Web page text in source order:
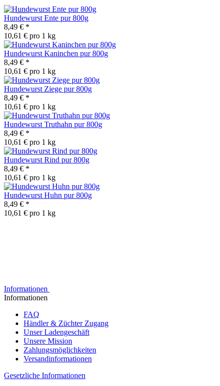
Hundewurst Ente pur 800g
8,49 € *
10,61 € pro 1 kg
Hundewurst Kaninchen pur 800g
8,49 € *
10,61 € pro 1 kg
Hundewurst Ziege pur 800g
8,49 € *
10,61 € pro 1 kg
Hundewurst Truthahn pur 800g
8,49 € *
10,61 € pro 1 kg
Hundewurst Rind pur 800g
8,49 € *
10,61 € pro 1 kg
Hundewurst Huhn pur 800g
8,49 € *
10,61 € pro 1 kg
Informationen
Informationen
FAQ
Händler & Züchter Zugang
Unser Ladengeschäft
Unsere Mission
Zahlungsmöglichkeiten
Versandinformationen
Gesetzliche Informationen